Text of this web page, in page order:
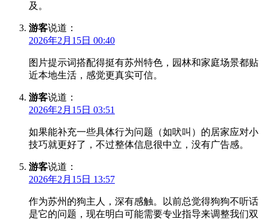
及。
游客说道：
2026年2月15日 00:40
图片提示词搭配得挺有苏州特色，园林和家庭场景都贴
近本地生活，感觉更真实可信。
游客说道：
2026年2月15日 03:51
如果能补充一些具体行为问题（如吠叫）的居家应对小
技巧就更好了，不过整体信息很中立，没有广告感。
游客说道：
2026年2月15日 13:57
作为苏州的狗主人，深有感触。以前总觉得狗狗不听话
是它的问题，现在明白可能需要专业指导来调整我们双